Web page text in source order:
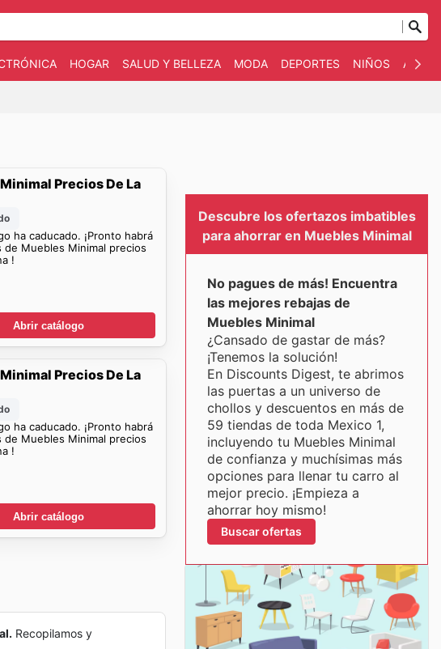
HOGAR SALUD Y BELLEZA MODA DEPORTES NIÑOS AUTO
Precios De La
ha caducado. ¡Pronto habrá
de Muebles Minimal precios
!
Abrir catálogo
Precios De La
ha caducado. ¡Pronto habrá
de Muebles Minimal precios
!
Abrir catálogo
Recopilamos y
Descubre los ofertazos imbatibles
para ahorrar en Muebles Minimal
No pagues de más! Encuentra
las mejores rebajas de
Muebles Minimal
¿Cansado de gastar de más?
¡Tenemos la solución!
En Discounts Digest, te abrimos
las puertas a un universo de
chollos y descuentos en más de
59 tiendas de toda Mexico 1,
incluyendo tu Muebles Minimal
de confianza y muchísimas más
opciones para llenar tu carro al
mejor precio. ¡Empieza a
ahorrar hoy mismo!
Buscar ofertas